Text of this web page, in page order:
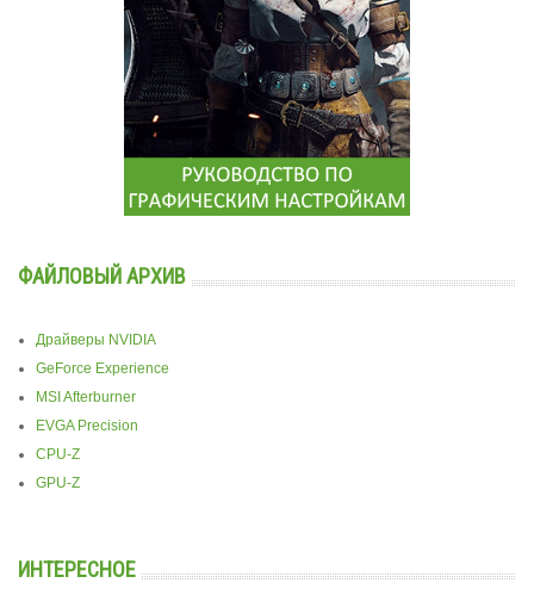
ФАЙЛОВЫЙ АРХИВ
Драйверы NVIDIA
GeForce Experience
MSI Afterburner
EVGA Precision
CPU-Z
GPU-Z
ИНТЕРЕСНОЕ